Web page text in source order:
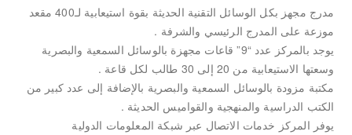
مدرج مجهز بكل الوسائل التقنية الحديثة بقوة استيعابية لـ400 مقعد
موزعة على المدرج الرئيسي والشرفة .
يوجد بالمركز عدد “9” قاعات مجهزة بالوسائل السمعية والبصرية
وسعتها الاستيعابية من 20 إلى 30 طالب لكل قاعة .
مكتبة مزودة بالوسائل السمعية والبصرية بالإضافة إلى عدد كبير من
الكتب الدراسية والمنهجية والقواميس الحديثة .
يوفر المركز خدمات الاتصال عبر شبكة المعلومات الدولية